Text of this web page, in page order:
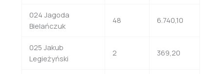
024 Jagoda
Bielańczuk
48 6.740,10
025 Jakub
Legieżyński
2 369,20